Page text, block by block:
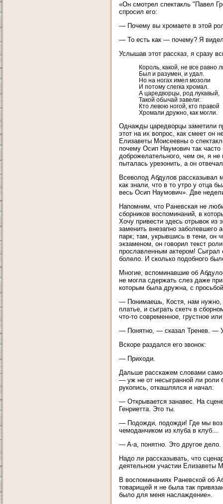
«Он смотрел спектакль "Павел
спросил его:
— Почему вы хромаете в этой
— То есть как — почему? Я
Услышав этот рассказ, я сразу
Король, какой, не все равно
Был и разумен, и удал.
Но на ногах имел мозоли
И потому слегка хромал.
А царедворцы, род лукавый,
Такой обычай завели:
Кто левою ногой, кто правой
Хромали дружно, как могли.
Однажды царедворцы заметили
этот на их вопрос, как смеет он
Елизаветы Моисеевны о
почему Осип Наумович так
доброжелательного, чем он, я
пыталась урезонить, а он
Всеволод Абдулов рассказывал
как знали, что в то утро у отца
весь Осип Наумович». Две
Напомним, что Раневская не
сборников воспоминаний, в
Хочу привести здесь отрывок из
заменить внезапно заболевшего
парк; там, укрывшись в тени, он
экзаменом, он говорил текст
прославленным актером! Сыграл
болело. И сколько подобного
Многие, вспоминавшие об
не могла сдержать слез даже
которым была дружна, с
— Понимаешь, Костя, нам нужно,
платье, и сыграть скетч в
что-то современное, грустное
— Понятно, — сказал Тренев. —
Вскоре раздался его звонок:
— Приходи.
Дальше расскажем словами
— уж не от несыгранной ли роли
рукопись, откашлялся и начал:
— Открывается занавес. На
Генриетта. Это ты.
— Подожди, подожди! Где мы
чемоданчиком из клуба в клуб...
— A-а, понятно. Это другое
Надо ли рассказывать, что
деятельном участии Елизаветы
В воспоминаниях Раневской об
товарищей я не была так
было для меня наслаждение».